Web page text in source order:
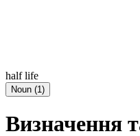
half life
Noun (1)
Визначення